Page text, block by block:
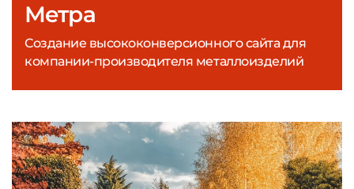
Метра
Создание высококонверсионного сайта для
компании-производителя металлоизделий